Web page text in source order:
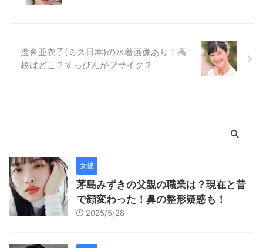
度會亜衣子(ミス日本)の水着画像あり！高
校はどこ？すっぴんがブサイク？
女優
茅島みずきの父親の職業は？現在と昔
で顔変わった！鼻の整形疑惑も！
2025/5/28